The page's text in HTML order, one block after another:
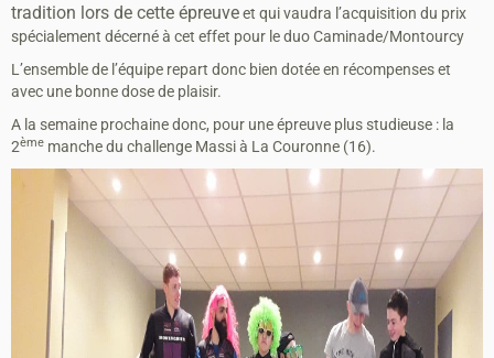
tradition lors de cette épreuveet qui vaudra l’acquisition du prix
spécialement décerné à cet effet pour le duo Caminade/Montourcy
L’ensemble de l’équipe repart donc bien dotée en récompenses et
avec une bonne dose de plaisir.
A la semaine prochaine donc, pour une épreuve plus studieuse : la
2ème manche du challenge Massi à La Couronne (16).